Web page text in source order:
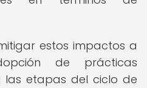
estos impactos a
de prácticas
las etapas del ciclo de